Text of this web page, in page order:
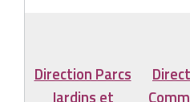
Direction Parcs